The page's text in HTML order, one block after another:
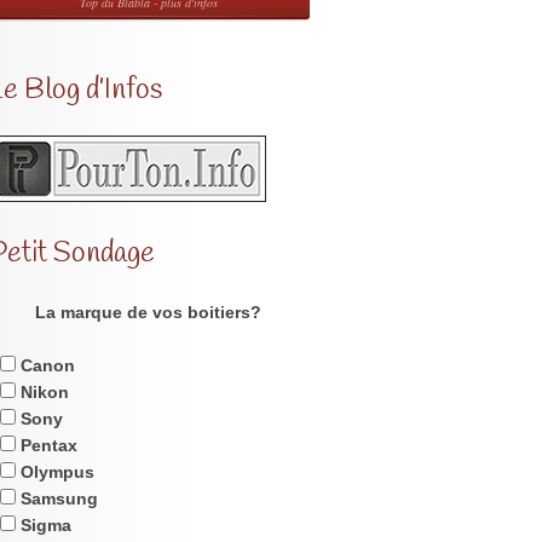
Blog d’Infos
Sondage
La marque de vos boitiers?
Canon
Nikon
Sony
Pentax
Olympus
Samsung
Sigma